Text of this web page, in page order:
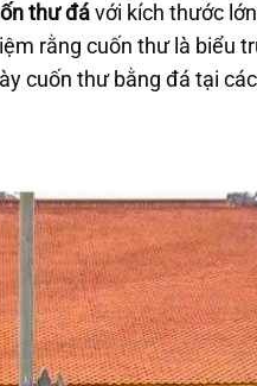
thư đá với kích thước
rằng cuốn thư là biểu
cuốn thư bằng đá tại